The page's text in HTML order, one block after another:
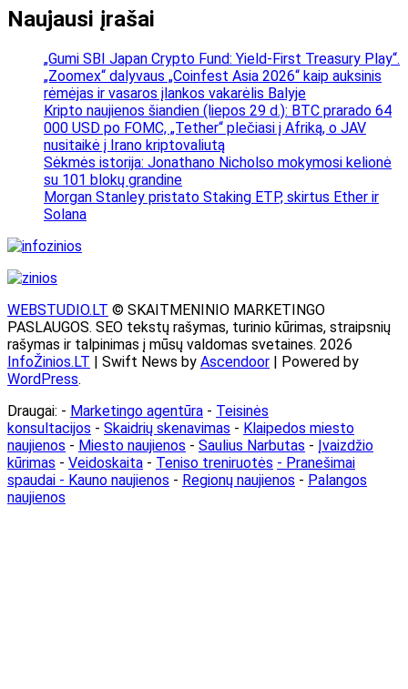
Naujausi įrašai
„Gumi SBI Japan Crypto Fund: Yield-First Treasury Play“.
„Zoomex“ dalyvaus „Coinfest Asia 2026“ kaip auksinis
rėmėjas ir vasaros įlankos vakarėlis Balyje
Kripto naujienos šiandien (liepos 29 d.): BTC prarado 64
000 USD po FOMC, „Tether“ plečiasi į Afriką, o JAV
nusitaikė į Irano kriptovaliutą
Sėkmės istorija: Jonathano Nicholso mokymosi kelionė
su 101 blokų grandine
Morgan Stanley pristato Staking ETP, skirtus Ether ir
Solana
WEBSTUDIO.LT © SKAITMENINIO MARKETINGO
PASLAUGOS. SEO tekstų rašymas, turinio kūrimas, straipsnių
rašymas ir talpinimas į mūsų valdomas svetaines. 2026
InfoŽinios.LT | Swift News by Ascendoor | Powered by
WordPress.
Draugai: - Marketingo agentūra - Teisinės
konsultacijos - Skaidrių skenavimas - Klaipedos miesto
naujienos - Miesto naujienos - Saulius Narbutas - Įvaizdžio
kūrimas - Veidoskaita - Teniso treniruotės - Pranešimai
spaudai - Kauno naujienos - Regionų naujienos - Palangos
naujienos